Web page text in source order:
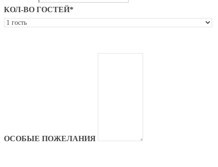
КОЛ-ВО ГОСТЕЙ*
ОСОБЫЕ ПОЖЕЛАНИЯ